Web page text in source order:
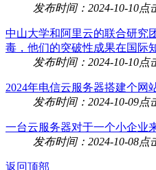
发布时间：2024-10-10点
中山大学和阿里云的联合研究
毒，他们的突破性成果在国际
发布时间：2024-10-10点
2024年电信云服务器搭建个网
发布时间：2024-10-09点
一台云服务器对于一个小企业
发布时间：2024-10-08点
返回顶部